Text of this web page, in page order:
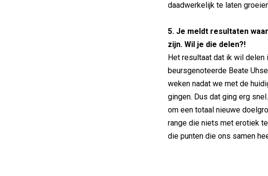
daadwerkelijk te laten
5. Je meldt resultaten
zijn. Wil je die delen?!
Het resultaat dat ik wil
beursgenoteerde Beate
weken nadat we met de
gingen. Dus dat ging erg
om een totaal nieuwe
range die niets met erotiek
die punten die ons samen